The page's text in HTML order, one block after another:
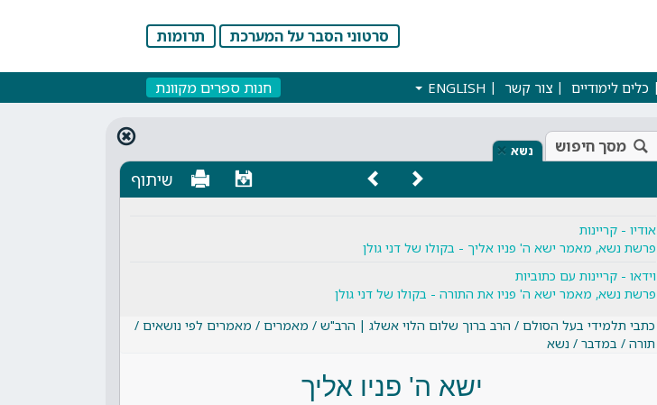
סרטוני הסבר על המערכת תרומות
כלים לימודיים צור קשר ENGLISH חנות ספרים מקוונת
מסך חיפוש נשא ×
שיתוף
אודיו - קריינות
פרשת נשא, מאמר ישא ה' פניו אליך - בקולו של דני גולן
וידאו - קריינות עם כתוביות
פרשת נשא, מאמר ישא ה' פניו את התורה - בקולו של דני גולן
כתבי תלמידי בעל הסולם / הרב ברוך שלום הלוי אשלג | הרב"ש / מאמרים / מאמרים לפי נושאים /
תורה / במדבר / נשא
ישא ה' פניו אליך